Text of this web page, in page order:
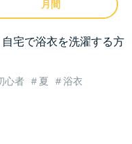
月間
宅で浴衣を洗濯する方
心者 夏 浴衣